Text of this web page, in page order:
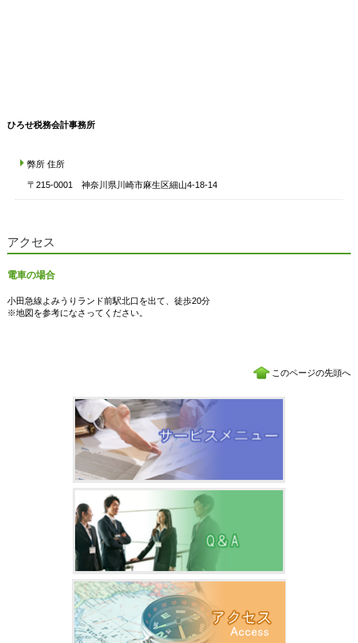
ひろせ税務会計事務所
弊所 住所
〒215-0001 神奈川県川崎市麻生区細山4-18-14
アクセス
電車の場合
小田急線よみうりランド前駅北口を出て、徒歩20分
※地図を参考になさってください。
このページの先頭へ